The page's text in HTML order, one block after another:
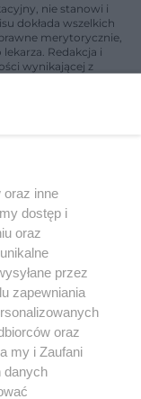
nie stanowi i
dokłada wszelkich
merytorycznie,
Redakcja i
wynikającej z
1 ustawy o
w jakikolwiek sposób
jakimkolwiek polu
w
Jakiekolwiek użycie
z naruszeniem
pod groźbą kary i
oraz inne
dostęp i
oraz
przez
zapewniania
oraz
my i Zaufani
danych